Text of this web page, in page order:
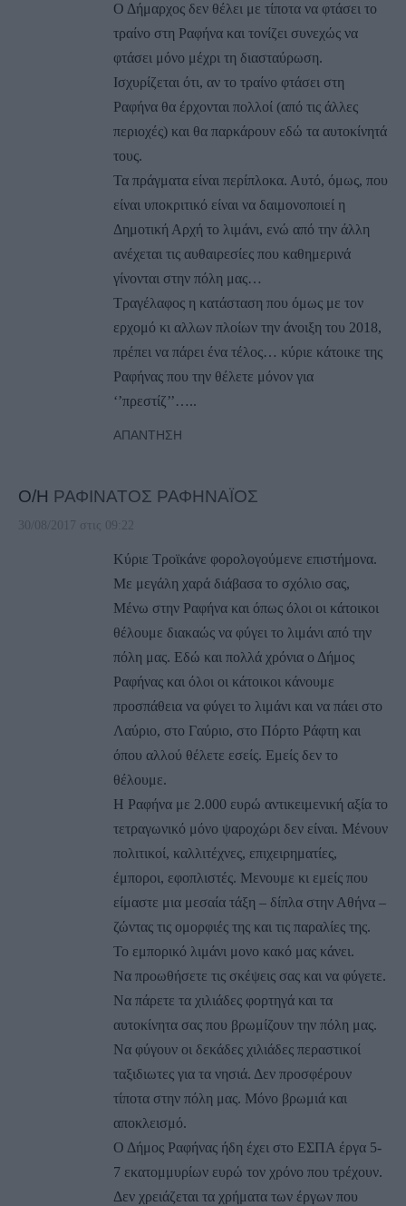
Ο Δήμαρχος δεν θέλει με τίποτα να φτάσει το
τραίνο στη Ραφήνα και τονίζει συνεχώς να
φτάσει μόνο μέχρι τη διασταύρωση.
Ισχυρίζεται ότι, αν το τραίνο φτάσει στη
Ραφήνα θα έρχονται πολλοί (από τις άλλες
περιοχές) και θα παρκάρουν εδώ τα αυτοκίνητά
τους.
Τα πράγματα είναι περίπλοκα. Αυτό, όμως, που
είναι υποκριτικό είναι να δαιμονοποιεί η
Δημοτική Αρχή το λιμάνι, ενώ από την άλλη
ανέχεται τις αυθαιρεσίες που καθημερινά
γίνονται στην πόλη μας…
Τραγέλαφος η κατάσταση που όμως με τον
ερχομό κι αλλων πλοίων την άνοιξη του 2018,
πρέπει να πάρει ένα τέλος… κύριε κάτοικε της
Ραφήνας που την θέλετε μόνον για
‘’πρεστίζ’’…..
ΑΠΆΝΤΗΣΗ
Ο/Η ΡΑΦΙΝΑΤΟΣ ΡΑΦΗΝΑΪΟΣ
30/08/2017 στις 09:22
Κύριε Τροϊκάνε φορολογούμενε επιστήμονα.
Με μεγάλη χαρά διάβασα το σχόλιο σας,
Μένω στην Ραφήνα και όπως όλοι οι κάτοικοι
θέλουμε διακαώς να φύγει το λιμάνι από την
πόλη μας. Εδώ και πολλά χρόνια ο Δήμος
Ραφήνας και όλοι οι κάτοικοι κάνουμε
προσπάθεια να φύγει το λιμάνι και να πάει στο
Λαύριο, στο Γαύριο, στο Πόρτο Ράφτη και
όπου αλλού θέλετε εσείς. Εμείς δεν το
θέλουμε.
Η Ραφήνα με 2.000 ευρώ αντικειμενική αξία το
τετραγωνικό μόνο ψαροχώρι δεν είναι. Μένουν
πολιτικοί, καλλιτέχνες, επιχειρηματίες,
έμποροι, εφοπλιστές. Μενουμε κι εμείς που
είμαστε μια μεσαία τάξη – δίπλα στην Αθήνα –
ζώντας τις ομορφιές της και τις παραλίες της.
Το εμπορικό λιμάνι μονο κακό μας κάνει.
Να προωθήσετε τις σκέψεις σας και να φύγετε.
Να πάρετε τα χιλιάδες φορτηγά και τα
αυτοκίνητα σας που βρωμίζουν την πόλη μας.
Να φύγουν οι δεκάδες χιλιάδες περαστικοί
ταξιδιωτες για τα νησιά. Δεν προσφέρουν
τίποτα στην πόλη μας. Μόνο βρωμιά και
αποκλεισμό.
Ο Δήμος Ραφήνας ήδη έχει στο ΕΣΠΑ έργα 5-
7 εκατομμυρίων ευρώ τον χρόνο που τρέχουν.
Δεν χρειάζεται τα χρήματα των έργων που